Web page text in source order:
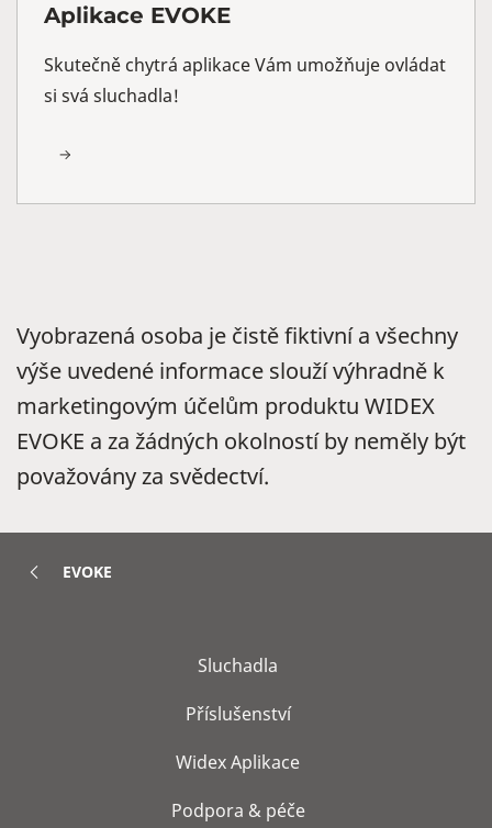
Aplikace EVOKE
Skutečně chytrá aplikace Vám umožňuje ovládat
si svá sluchadla!
Vyobrazená osoba je čistě fiktivní a všechny
výše uvedené informace slouží výhradně k
marketingovým účelům produktu WIDEX
EVOKE a za žádných okolností by neměly být
považovány za svědectví.
EVOKE
Sluchadla
Příslušenství
Widex Aplikace
Podpora & péče